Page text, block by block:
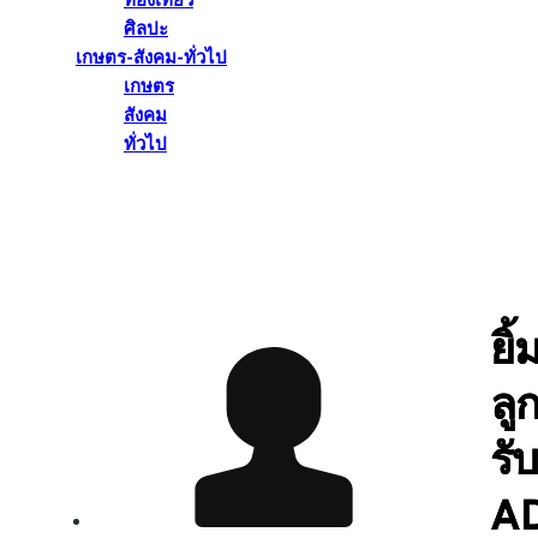
ศิลปะ
เกษตร-สังคม-ทั่วไป
เกษตร
สังคม
ทั่วไป
ยิ้
ลู
รั